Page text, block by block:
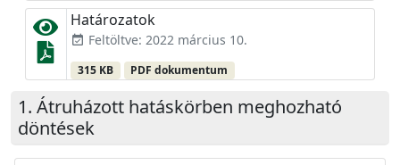
Határozatok
event_available Feltöltve: 2022 március 10.
315 KB PDF dokumentum
Átruházott hatáskörben meghozható
döntések